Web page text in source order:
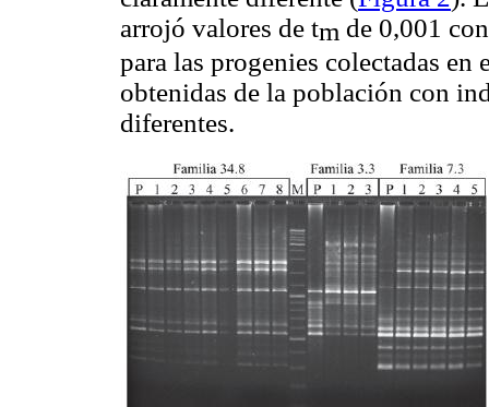
arrojó valores de tm de 0,001
para las progenies colectadas en
obtenidas de la población con
diferentes.